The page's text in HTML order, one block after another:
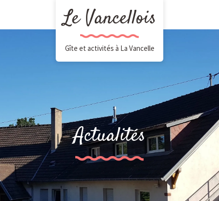
Le Vancellois
Gîte et activités à La Vancelle
Actualités